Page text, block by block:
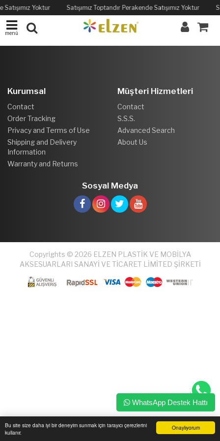
Onaylıyorum
Bu site size daha iyi bir deneyim sunmak için tarayıcı çerezlerini
kullanır.
Satışımız Yoktur Satışımız Toptandır Perakende Satışımız Yoktur
menü
Kurumsal
Contact
Order Tracking
Privacy and Terms of Use
Shipping and Delivery
Information
Warranty and Returns
Müşteri Hizmetleri
Contact
S.S.S.
Advanced Search
About Us
Sosyal Medya
Copyrights © 2026 ELZEN PLASTİK VE MOBİLYA
AKSESUARLARI SANAYİ VE TİCARET LİMİTED ŞİRKETİ
Ana Sayfa Sipariş Takibi İletişim
WhatsApp Destek Hattı